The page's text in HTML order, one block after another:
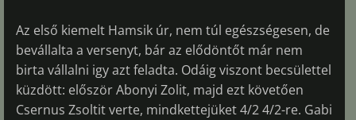
Az első kiemelt Hamsik úr, nem túl egészségesen, de
bevállalta a versenyt, bár az elődöntőt már nem
birta vállalni igy azt feladta. Odáig viszont becsülettel
küzdött: először Abonyi Zolit, majd ezt követően
Csernus Zsoltit verte, mindkettejüket 4/2 4/2-re. Gabi